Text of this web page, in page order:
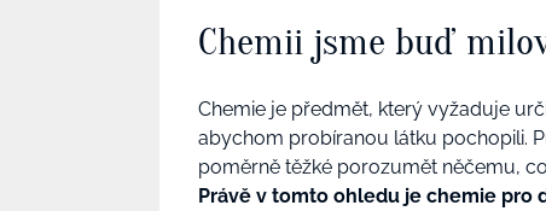
Chemii jsme buď
Chemie je předmět, který vyžaduje
abychom probíranou látku pochopili.
poměrně těžké porozumět něčemu,
Právě v tomto ohledu je chemie